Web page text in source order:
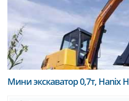
Мини экскаватор 0,7т, Hanix